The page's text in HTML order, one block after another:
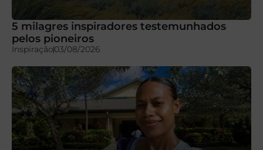
5 milagres inspiradores testemunhados
pelos pioneiros
Inspiração03/08/2026